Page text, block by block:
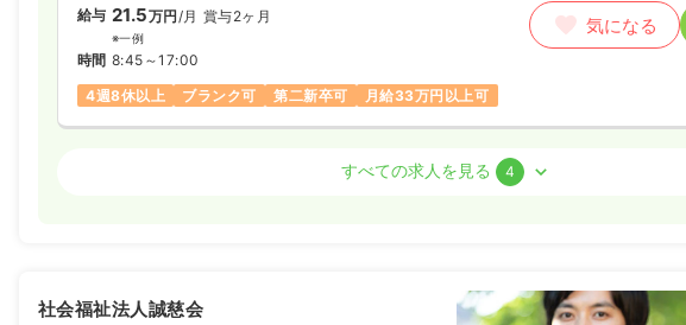
給与 21.5万円/月 賞与2ヶ月
※一例
時間 8:45～17:00
4週8休以上
ブランク可 第二新卒可 月給33万円以上可
気になる
時間 8:45～17:00（休憩45分）
すべての求人を見る 4
社会福祉法人誠慈会